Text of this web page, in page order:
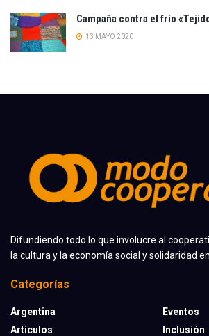
Campaña contra el frío
13 MAYO 2020
Difundiendo todo lo que involucre al
la cultura y la economía social y solidaridad
Categorías
Argentina
Artículos
Eventos
Inclusión